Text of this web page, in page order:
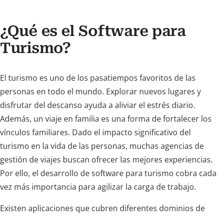
¿Qué es el Software para
Turismo?
El turismo es uno de los pasatiempos favoritos de las
personas en todo el mundo. Explorar nuevos lugares y
disfrutar del descanso ayuda a aliviar el estrés diario.
Además, un viaje en familia es una forma de fortalecer los
vínculos familiares. Dado el impacto significativo del
turismo en la vida de las personas, muchas agencias de
gestión de viajes buscan ofrecer las mejores experiencias.
Por ello, el desarrollo de software para turismo cobra cada
vez más importancia para agilizar la carga de trabajo.
Existen aplicaciones que cubren diferentes dominios de